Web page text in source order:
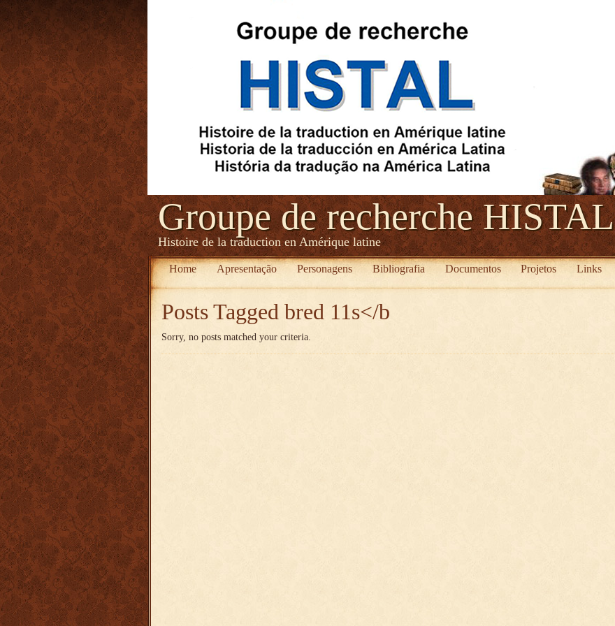
Groupe de recherche HISTAL
Histoire de la traduction en Amérique latine
Home Apresentação Personagens Bibliografia Documentos Projetos Links
Posts Tagged bred 11s</b
Sorry, no posts matched your criteria.